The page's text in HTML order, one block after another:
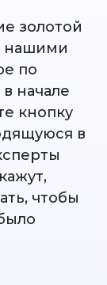
золотой
нашими
по
начале
кнопку
в
чтобы